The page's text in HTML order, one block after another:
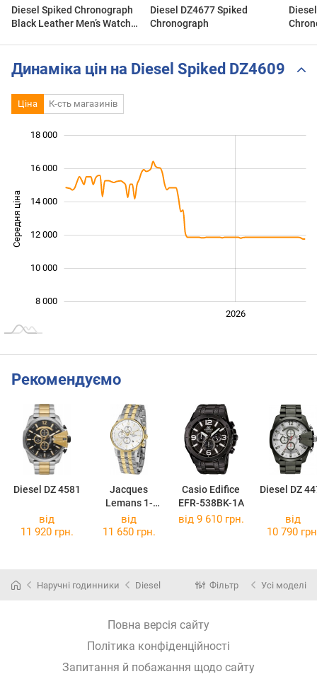
Diesel Spiked Chronograph
Black Leather Men’s Watch
Diesel DZ4677 Spiked
Chronograph
Динаміка цін на Diesel Spiked DZ4609
Ціна К-сть магазинів
Середня ціна
8 000
10 000
12 000
14 000
18 000
16 000
2026
Рекомендуємо
Diesel DZ 4581
Jacques
Lemans 1-
1844ZH
Casio Edifice
EFR-538BK-1A
Diesel DZ
від
11 920 грн.
від
11 650 грн.
від 9 610 грн.
від
10 790
Наручні годинники Diesel Фільтр Усі моделі
Повна версія сайту
Політика конфіденційності
Запитання й побажання щодо сайту